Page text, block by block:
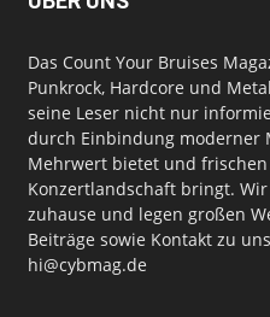
Das Count Your Bruises
Punkrock, Hardcore und
seine Leser nicht nur
durch Einbindung moderner
Mehrwert bietet und
Konzertlandschaft bringt.
zuhause und legen großen
Beiträge sowie Kontakt zu
hi@cybmag.de